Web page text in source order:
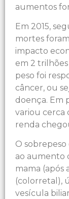
aumentos
Em 2015,
mortes
impacto
em 2 trilhões
peso foi
câncer, ou
doença. Em
variou cerca
renda
O
ao aumento
mama (após
(colorretal),
vesícula